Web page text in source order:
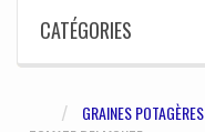
CATÉGORIES
GRAINES POTAGÈRES